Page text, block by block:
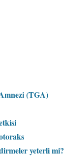
(TGA)
yeterli mi?